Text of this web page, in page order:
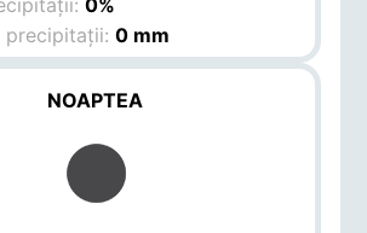
0%
precipitații:0 mm
NOAPTEA